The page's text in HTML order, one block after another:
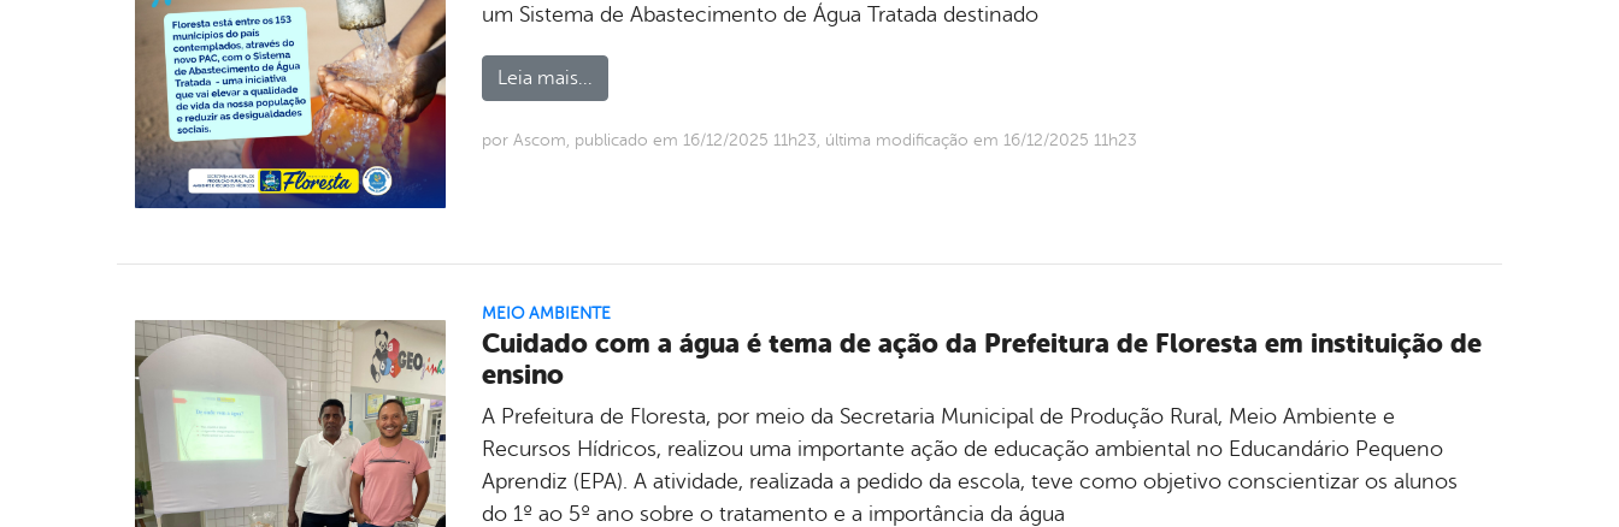
um Sistema de Abastecimento de Água Tratada destinado
Leia mais...
por Ascom, publicado em 16/12/2025 11h23, última modificação em 16/12/2025 11h23
MEIO AMBIENTE
Cuidado com a água é tema de ação da Prefeitura de Floresta em instituição de
ensino
A Prefeitura de Floresta, por meio da Secretaria Municipal de Produção Rural, Meio Ambiente e
Recursos Hídricos, realizou uma importante ação de educação ambiental no Educandário Pequeno
Aprendiz (EPA). A atividade, realizada a pedido da escola, teve como objetivo conscientizar os alunos
do 1º ao 5º ano sobre o tratamento e a importância da água